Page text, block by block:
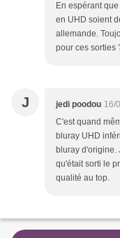
En espérant
en UHD soient
allemande.
pour ces sorties
J jedi poodou 16/
C'est quand
bluray UHD
bluray d'origine.
qu'était sorti le
qualité au top.